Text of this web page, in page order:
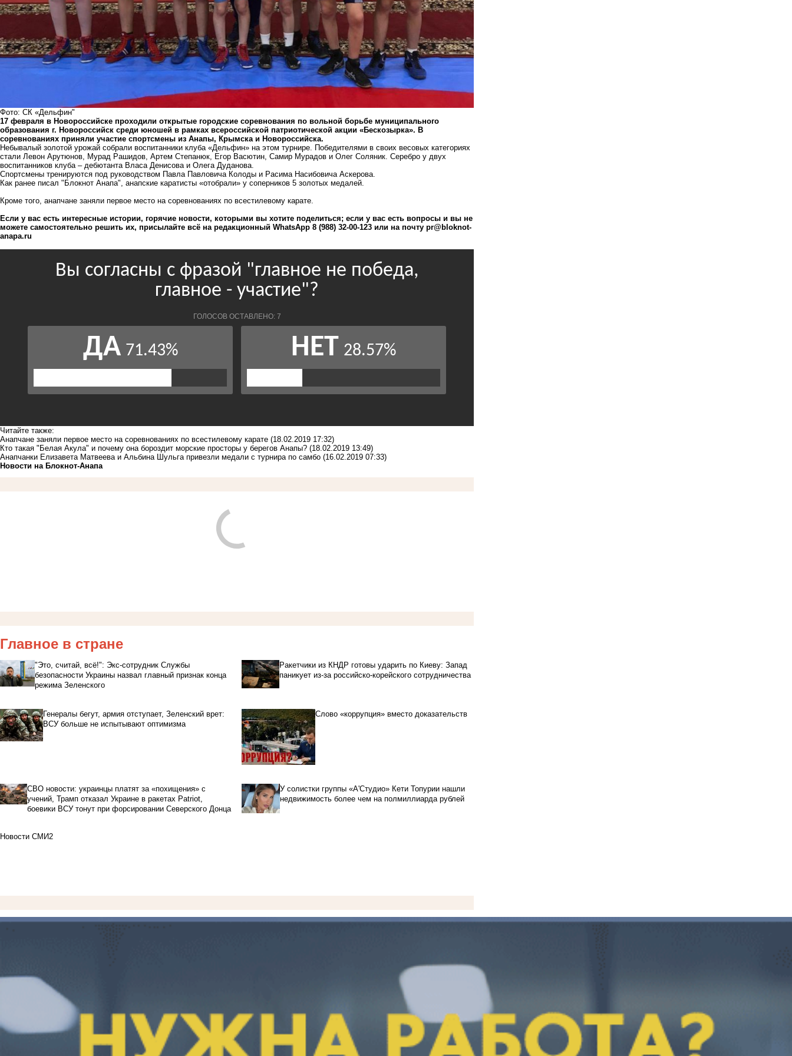
Фото: СК «Дельфин"
17 февраля в Новороссийске проходили открытые городские соревнования по вольной борьбе муниципального
образования г. Новороссийск среди юношей в рамках всероссийской патриотической акции «Бескозырка». В
соревнованиях приняли участие спортсмены из Анапы, Крымска и Новороссийска.
Небывалый золотой урожай собрали воспитанники клуба «Дельфин» на этом турнире. Победителями в своих весовых категориях
стали Левон Арутюнов, Мурад Рашидов, Артем Степанюк, Егор Васютин, Самир Мурадов и Олег Соляник. Серебро у двух
воспитанников клуба – дебютанта Власа Денисова и Олега Дуданова.
Спортсмены тренируются под руководством Павла Павловича Колоды и Расима Насибовича Аскерова.
Как ранее писал "Блокнот Анапа", анапские каратисты «отобрали» у соперников 5 золотых медалей.
Кроме того, анапчане заняли первое место на соревнованиях по всестилевому карате.
Если у вас есть интересные истории, горячие новости, которыми вы хотите поделиться; если у вас есть вопросы и вы не
можете самостоятельно решить их, присылайте всё на редакционный WhatsApp 8 (988) 32-00-123 или на почту pr@bloknot-
anapa.ru
Читайте также:
Анапчане заняли первое место на соревнованиях по всестилевому карате (18.02.2019 17:32)
Кто такая "Белая Акула" и почему она бороздит морские просторы у берегов Анапы? (18.02.2019 13:49)
Анапчанки Елизавета Матвеева и Альбина Шульга привезли медали с турнира по самбо (16.02.2019 07:33)
Новости на Блoкнoт-Анапа
Главное в стране
"Это, считай, всё!": Экс-сотрудник Службы
безопасности Украины назвал главный признак конца
режима Зеленского
Ракетчики из КНДР готовы ударить по Киеву: Запад
паникует из-за российско-корейского сотрудничества
Генералы бегут, армия отступает, Зеленский врет:
ВСУ больше не испытывают оптимизма
Слово «коррупция» вместо доказательств
СВО новости: украинцы платят за «похищения» с
учений, Трамп отказал Украине в ракетах Patriot,
боевики ВСУ тонут при форсировании Северского Донца
У солистки группы «А'Студио» Кети Топурии нашли
недвижимость более чем на полмиллиарда рублей
Новости СМИ2